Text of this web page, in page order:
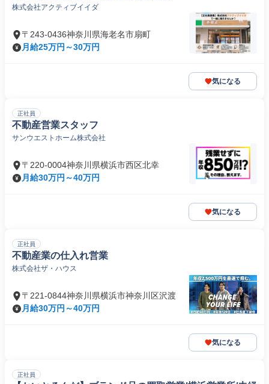
株式会社アクティブイイダ
〒243-0436神奈川県海老名市扇町
月給25万円～30万円
気になる
正社員
不動産営業スタッフ
サンウエストホーム株式会社
〒220-0004神奈川県横浜市西区北幸
月給30万円～40万円
気になる
正社員
不動産業の仕入れ営業
株式会社ザ・ハウス
〒221-0844神奈川県横浜市神奈川区沢渡
月給30万円～40万円
気になる
正社員